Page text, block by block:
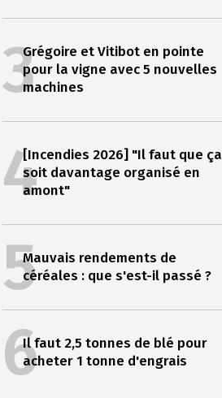
3Grégoire et Vitibot en pointe
pour la vigne avec 5 nouvelles
machines
4[Incendies 2026] "Il faut que ça
soit davantage organisé en
amont"
5Mauvais rendements de
céréales : que s'est-il passé ?
6Il faut 2,5 tonnes de blé pour
acheter 1 tonne d'engrais